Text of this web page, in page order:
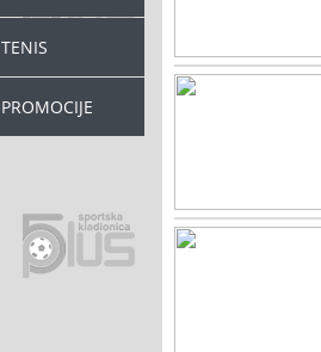
TENIS
PROMOCIJE